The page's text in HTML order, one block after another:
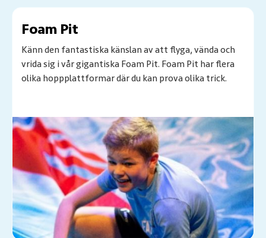
Foam Pit
Känn den fantastiska känslan av att flyga, vända och
vrida sig i vår gigantiska Foam Pit. Foam Pit har flera
olika hoppplattformar där du kan prova olika trick.